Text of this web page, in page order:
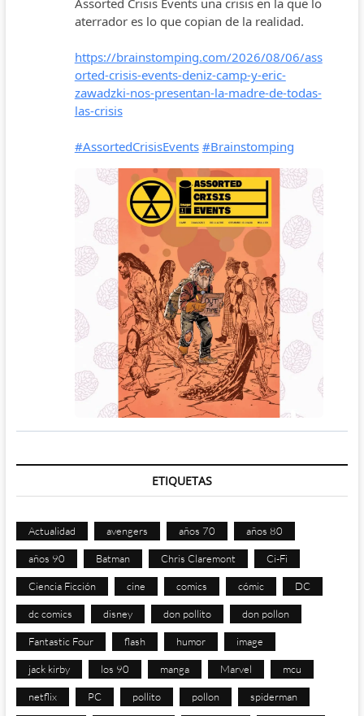
ETIQUETAS
Actualidad avengers años 70 años 80
años 90 Batman Chris Claremont Ci-Fi
Ciencia Ficción cine comics cómic DC
dc comics disney don pollito don pollon
Fantastic Four flash humor image
jack kirby los 90 manga Marvel mcu
netflix PC pollito pollon spiderman